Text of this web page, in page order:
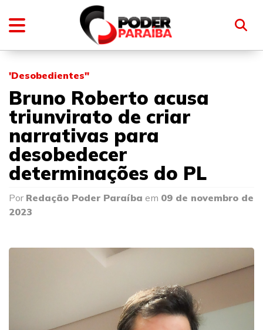
'Desobedientes"
Bruno Roberto acusa
triunvirato de criar
narrativas para
desobedecer
determinações do PL
Por Redação Poder Paraíba em 09 de novembro de
2023